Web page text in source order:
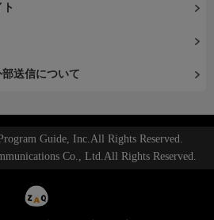
送信について
Guide, Inc.All Rights Reserved.
Co., Ltd.All Rights Reserved.